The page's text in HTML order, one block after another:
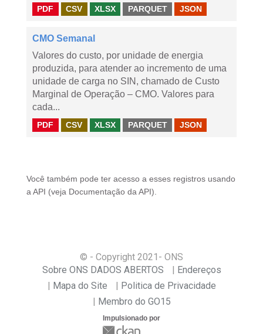
PDF CSV XLSX PARQUET JSON
CMO Semanal
Valores do custo, por unidade de energia
produzida, para atender ao incremento de uma
unidade de carga no SIN, chamado de Custo
Marginal de Operação – CMO. Valores para
cada...
PDF CSV XLSX PARQUET JSON
Você também pode ter acesso a esses registros usando
a API (veja Documentação da API ).
© - Copyright 2021 - ONS
Sobre ONS DADOS ABERTOS
Endereços
Mapa do Site
Politica de Privacidade
Membro do GO15
Impulsionado por